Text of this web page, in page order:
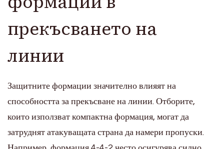
прекъсването на
линии
Защитните формации значително влияят на
способността за прекъсване на линии. Отборите,
които използват компактна формация, могат да
затруднят атакуващата страна да намери пропуски.